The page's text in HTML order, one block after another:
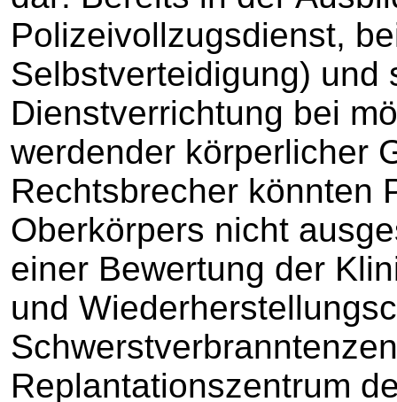
Polizeivollzugsdienst,
Selbstverteidigung) und
Dienstverrichtung bei
werdender körperlicher
Rechtsbrecher könnten
Oberkörpers nicht
einer Bewertung der
und
Replantationszentrum